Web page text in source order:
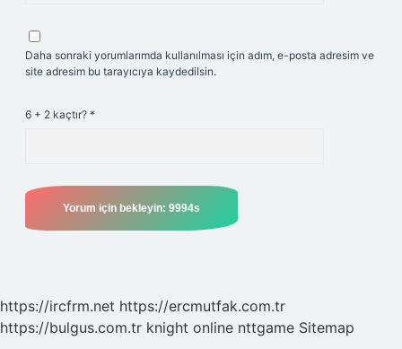
Daha sonraki yorumlarımda kullanılması için adım, e-posta adresim ve
site adresim bu tarayıcıya kaydedilsin.
6 + 2 kaçtır? *
https://ircfrm.net https://ercmutfak.com.tr
https://bulgus.com.tr knight online nttgame Sitemap